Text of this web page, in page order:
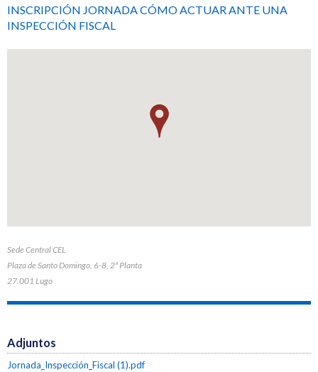
INSCRIPCIÓN JORNADA CÓMO ACTUAR ANTE UNA
INSPECCIÓN FISCAL
Sede Central CEL
Plaza de Santo Domingo, 6-8, 2ª Planta
27.001 Lugo
Adjuntos
Jornada_Inspección_Fiscal (1).pdf